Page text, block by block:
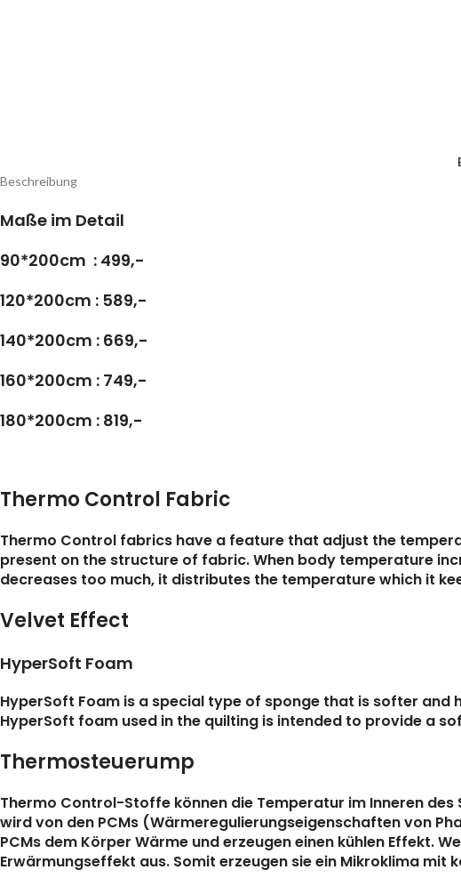
Beschreibung
Maße im Detail
90*200cm : 499,-
120*200cm : 589,-
140*200cm : 669,-
160*200cm : 749,-
180*200cm : 819,-
Thermo Control Fabric
Thermo Control fabrics have a feature that adjust the
present on the structure of fabric. When body temperature
decreases too much, it distributes the temperature which it
Velvet Effect
HyperSoft Foam
HyperSoft Foam is a special type of sponge that is softer
HyperSoft foam used in the quilting is intended to provide a
Thermosteuerump
Thermo Control-Stoffe können die Temperatur im Inneren
wird von den PCMs (Wärmeregulierungseigenschaften von
PCMs dem Körper Wärme und erzeugen einen kühlen Effekt.
Erwärmungseffekt aus. Somit erzeugen sie ein Mikroklima